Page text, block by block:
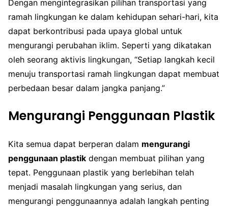
Dengan mengintegrasikan pilihan transportasi yang
ramah lingkungan ke dalam kehidupan sehari-hari, kita
dapat berkontribusi pada upaya global untuk
mengurangi perubahan iklim. Seperti yang dikatakan
oleh seorang aktivis lingkungan, “Setiap langkah kecil
menuju transportasi ramah lingkungan dapat membuat
perbedaan besar dalam jangka panjang.”
Mengurangi Penggunaan Plastik
Kita semua dapat berperan dalam mengurangi
penggunaan plastik dengan membuat pilihan yang
tepat. Penggunaan plastik yang berlebihan telah
menjadi masalah lingkungan yang serius, dan
mengurangi penggunaannya adalah langkah penting